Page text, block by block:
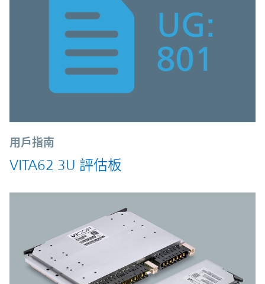
用戶指南
VITA62 3U 評估板